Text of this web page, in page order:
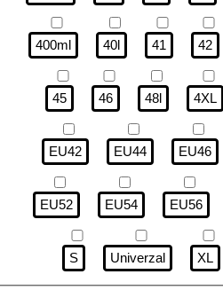
400ml 40l 41 42
45 46 48l 4XL
EU42 EU44 EU46
EU52 EU54 EU56
S Univerzal XL